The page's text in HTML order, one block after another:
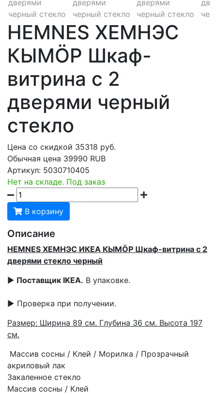
HEMNES ХЕМНЭС
КЫМÖР Шкаф-
витрина с 2
дверями черный
стекло
Цена со скидкой 35318 руб.
Обычная цена 39990 RUB
Артикул: 5030710405
Нет на складе. Под заказ
В корзину
Описание
HEMNES ХЕМНЭС ИКЕА КЫМÖР Шкаф-витрина с 2
дверями стекло черный
▶ Поставщик IKEA. В упаковке.
▶ Проверка при получении.
Размер: Ширина 89 см. Глубина 36 см. Высота 197
см.
Массив сосны / Клей / Морилка / Прозрачный
акриловый лак
Закаленное стекло
Массив сосны / Клей